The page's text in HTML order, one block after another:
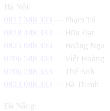
Hà Nội:
0817 388 333
— Phạm Tú
0818 488 333
— Hữu Đạt
0825 088 333
— Hoàng Nga
0706 588 333
— Việt Hoàng
0706 788 333
— Thế Anh
0823 088 333
— Hà Thanh
Đà Nẵng: